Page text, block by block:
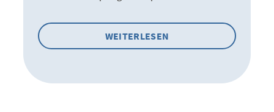
WEITERLESEN